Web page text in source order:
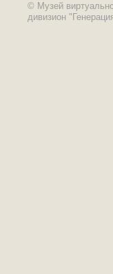
© Музей
дивизион